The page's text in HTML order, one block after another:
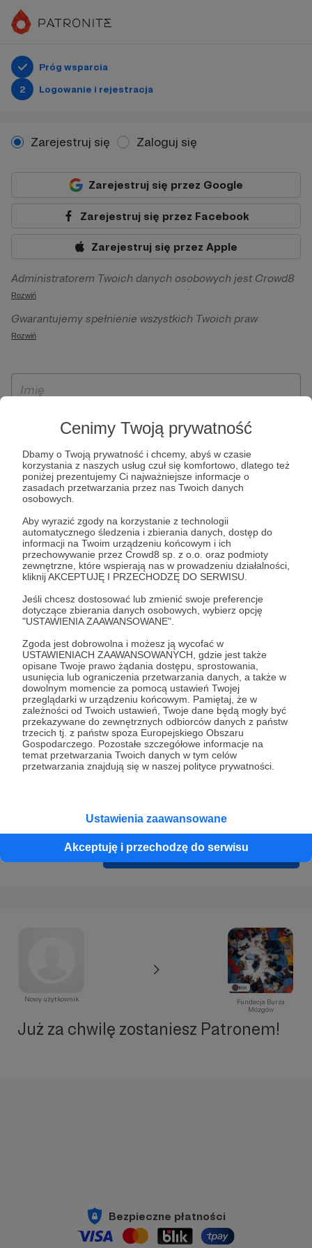
Cenimy Twoją prywatność
Dbamy o Twoją prywatność i chcemy, abyś w czasie
korzystania z naszych usług czuł się komfortowo, dlatego też
poniżej prezentujemy Ci najważniejsze informacje o
zasadach przetwarzania przez nas Twoich danych
osobowych.
Aby wyrazić zgody na korzystanie z technologii
automatycznego śledzenia i zbierania danych, dostęp do
informacji na Twoim urządzeniu końcowym i ich
przechowywanie przez Crowd8 sp. z o.o. oraz podmioty
zewnętrzne, które wspierają nas w prowadzeniu działalności,
kliknij AKCEPTUJĘ I PRZECHODZĘ DO SERWISU.
Jeśli chcesz dostosować lub zmienić swoje preferencje
dotyczące zbierania danych osobowych, wybierz opcję
"USTAWIENIA ZAAWANSOWANE".
Zgoda jest dobrowolna i możesz ją wycofać w
USTAWIENIACH ZAAWANSOWANYCH, gdzie jest także
opisane Twoje prawo żądania dostępu, sprostowania,
usunięcia lub ograniczenia przetwarzania danych, a także w
dowolnym momencie za pomocą ustawień Twojej
przeglądarki w urządzeniu końcowym. Pamiętaj, że w
zależności od Twoich ustawień, Twoje dane będą mogły być
przekazywane do zewnętrznych odbiorców danych z państw
trzecich tj. z państw spoza Europejskiego Obszaru
Gospodarczego. Pozostałe szczegółowe informacje na
temat przetwarzania Twoich danych w tym celów
przetwarzania znajdują się w naszej polityce prywatności.
Ustawienia zaawansowane
Akceptuję i przechodzę do serwisu
Próg wsparcia
2
Logowanie i rejestracja
Zarejestruj się Zaloguj się
Zarejestruj się przez Google
Zarejestruj się przez Facebook
Zarejestruj się przez Apple
Administratorem Twoich danych osobowych jest Crowd8
sp. z o.o. z siedziba w Warszawie, ul. Żwirki i Wigury 16, 02-
092 Warszawa. Twoje dane osobowe będą przetwarzane w
szczególności w celu wykonania umowy zawartej z Tobą, w
Patronite.pl, w tym możliwości dokonywania oraz
otrzymywania wsparcia na naszej platformie oraz
Rozwiń
Gwarantujemy spełnienie wszystkich Twoich praw
wynikających z ogólnego rozporządzenia o ochronie
ich przenoszenia, niepodlegania zautomatyzowanemu
wyrażenia sprzeciwu wobec przetwarzania Twoich danych
osobowych. Rejestracja dla osób niepełnoletnich możliwa
jest po przekazaniu podpisanego formularza "Zgodna na
założenie konta przez osobę niepełnoletnią", formularz
dostępny jest na stronie regulaminu Patronite.pl.
Rozwiń
* Zapoznałem się i akceptujęRegulaminserwisu oraz
Prywatności.
* Wyrażam zgodę na przetwarzanie moich danych
osobowych podanych w formularzu rejestracyjnym w celu
prawidłowego świadczenia usług serwisu Patronite.
Wyrażam zgodę na otrzymywanie drogą elektroniczną
informacji handlowych - newslettera. Opcja ta może zostać
zmieniona w ustawieniach konta.
Cofnij Zarejestruj się i przejdź dalej
Nowy użytkownik
Fundacja Burza
Mózgów
Już za chwilę zostaniesz Patronem!
Bezpieczne płatności